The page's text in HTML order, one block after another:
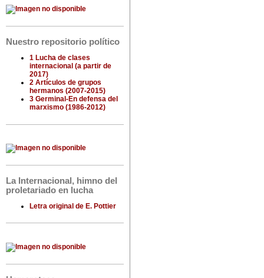
Nuestro repositorio político
1 Lucha de clases
internacional (a partir de
2017)
2 Artículos de grupos
hermanos (2007-2015)
3 Germinal-En defensa del
marxismo (1986-2012)
La Internacional, himno del
proletariado en lucha
Letra original de E. Pottier